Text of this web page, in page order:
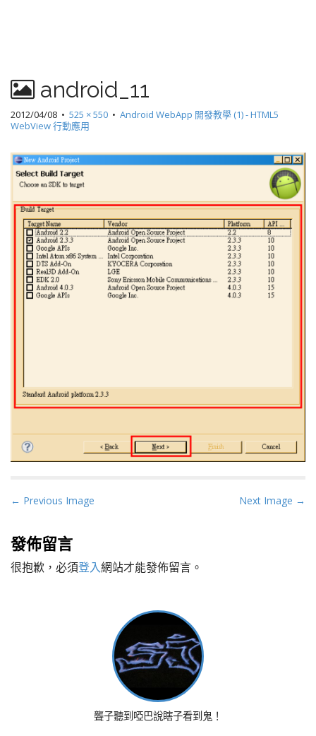
android_11
2012/04/08 • 525 × 550 • Android WebApp 開發教學 (1) - HTML5
WebView 行動應用
P
s
t
n
← Previous Image Next Image →
發佈留言
很抱歉，必須登入網站才能發佈留言。
聾子聽到啞巴說瞎子看到鬼！